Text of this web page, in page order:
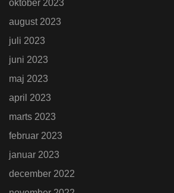
oktober 2023
august 2023
juli 2023
juni 2023
maj 2023
april 2023
marts 2023
februar 2023
januar 2023
december 2022